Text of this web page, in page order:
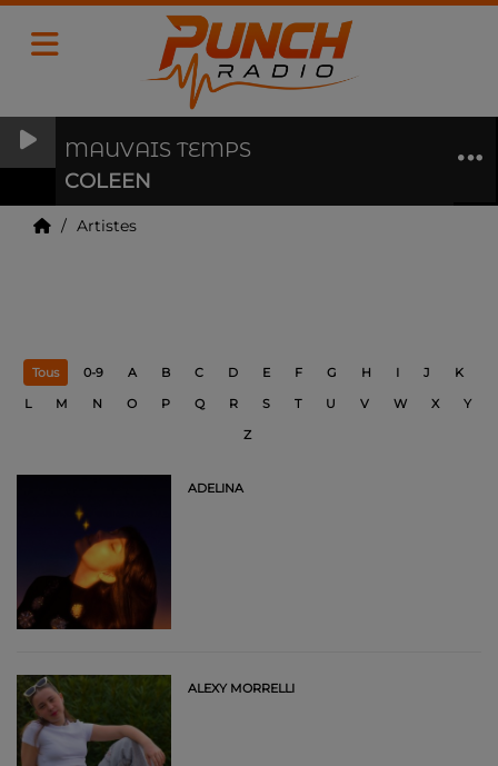
MAUVAIS TEMPS
COLEEN
Artistes
Tous 0-9 A B C D E F G H I J
K
L
M N O P Q R S T U V W X
Y
Z
ADELINA
ALEXY MORRELLI